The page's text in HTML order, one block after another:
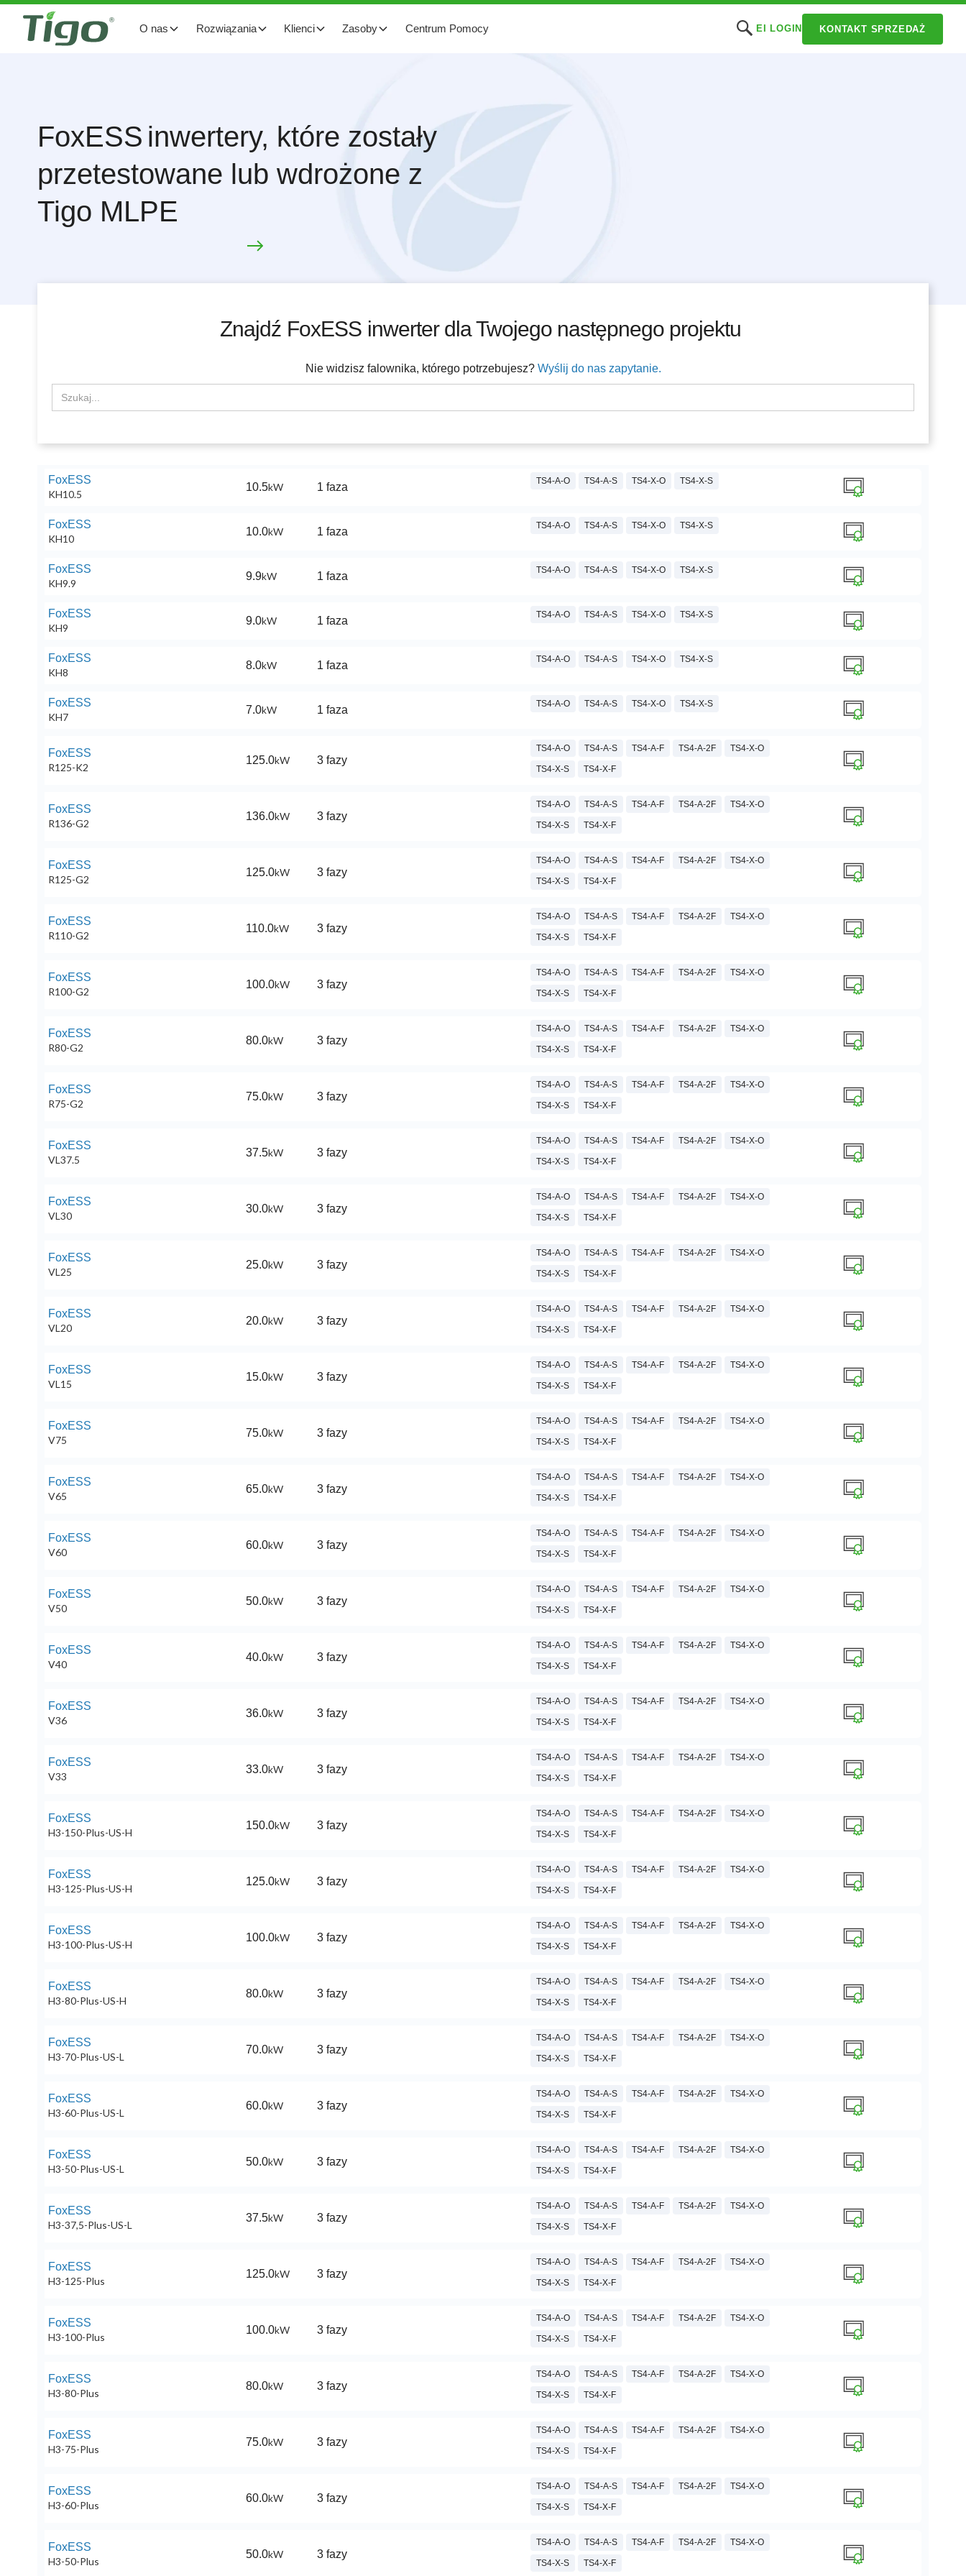
O nas Rozwiązania Klienci Zasoby Centrum Pomocy EI LOGIN KONTAKT SPRZEDAŻ
FoxESS inwertery, które zostały
przetestowane lub wdrożone z
Tigo MLPE
Znajdź FoxESS inwerter dla Twojego następnego projektu
Nie widzisz falownika, którego potrzebujesz? Wyślij do nas zapytanie.
FoxESS
KH10.5
10.5kW 1 faza TS4-A-O TS4-A-S TS4-X-O TS4-X-S
FoxESS
KH10
10.0kW 1 faza TS4-A-O TS4-A-S TS4-X-O TS4-X-S
FoxESS
KH9.9
9.9kW 1 faza TS4-A-O TS4-A-S TS4-X-O TS4-X-S
FoxESS
KH9
9.0kW 1 faza TS4-A-O TS4-A-S TS4-X-O TS4-X-S
FoxESS
KH8
8.0kW 1 faza TS4-A-O TS4-A-S TS4-X-O TS4-X-S
FoxESS
KH7
7.0kW 1 faza TS4-A-O TS4-A-S TS4-X-O TS4-X-S
FoxESS
R125-K2
125.0kW 3 fazy
TS4-A-O TS4-A-S TS4-A-F TS4-A-2F TS4-X-O
TS4-X-S TS4-X-F
FoxESS
R136-G2
136.0kW 3 fazy
TS4-A-O TS4-A-S TS4-A-F TS4-A-2F TS4-X-O
TS4-X-S TS4-X-F
FoxESS
R125-G2
125.0kW 3 fazy
TS4-A-O TS4-A-S TS4-A-F TS4-A-2F TS4-X-O
TS4-X-S TS4-X-F
FoxESS
R110-G2
110.0kW 3 fazy
TS4-A-O TS4-A-S TS4-A-F TS4-A-2F TS4-X-O
TS4-X-S TS4-X-F
FoxESS
R100-G2
100.0kW 3 fazy
TS4-A-O TS4-A-S TS4-A-F TS4-A-2F TS4-X-O
TS4-X-S TS4-X-F
FoxESS
R80-G2
80.0kW 3 fazy
TS4-A-O TS4-A-S TS4-A-F TS4-A-2F TS4-X-O
TS4-X-S TS4-X-F
FoxESS
R75-G2
75.0kW 3 fazy
TS4-A-O TS4-A-S TS4-A-F TS4-A-2F TS4-X-O
TS4-X-S TS4-X-F
FoxESS
VL37.5
37.5kW 3 fazy
TS4-A-O TS4-A-S TS4-A-F TS4-A-2F TS4-X-O
TS4-X-S TS4-X-F
FoxESS
VL30
30.0kW 3 fazy
TS4-A-O TS4-A-S TS4-A-F TS4-A-2F TS4-X-O
TS4-X-S TS4-X-F
FoxESS
VL25
25.0kW 3 fazy
TS4-A-O TS4-A-S TS4-A-F TS4-A-2F TS4-X-O
TS4-X-S TS4-X-F
FoxESS
VL20
20.0kW 3 fazy
TS4-A-O TS4-A-S TS4-A-F TS4-A-2F TS4-X-O
TS4-X-S TS4-X-F
FoxESS
VL15
15.0kW 3 fazy
TS4-A-O TS4-A-S TS4-A-F TS4-A-2F TS4-X-O
TS4-X-S TS4-X-F
FoxESS
V75
75.0kW 3 fazy
TS4-A-O TS4-A-S TS4-A-F TS4-A-2F TS4-X-O
TS4-X-S TS4-X-F
FoxESS
V65
65.0kW 3 fazy
TS4-A-O TS4-A-S TS4-A-F TS4-A-2F TS4-X-O
TS4-X-S TS4-X-F
FoxESS
V60
60.0kW 3 fazy
TS4-A-O TS4-A-S TS4-A-F TS4-A-2F TS4-X-O
TS4-X-S TS4-X-F
FoxESS
V50
50.0kW 3 fazy
TS4-A-O TS4-A-S TS4-A-F TS4-A-2F TS4-X-O
TS4-X-S TS4-X-F
FoxESS
V40
40.0kW 3 fazy
TS4-A-O TS4-A-S TS4-A-F TS4-A-2F TS4-X-O
TS4-X-S TS4-X-F
FoxESS
V36
36.0kW 3 fazy
TS4-A-O TS4-A-S TS4-A-F TS4-A-2F TS4-X-O
TS4-X-S TS4-X-F
FoxESS
V33
33.0kW 3 fazy
TS4-A-O TS4-A-S TS4-A-F TS4-A-2F TS4-X-O
TS4-X-S TS4-X-F
FoxESS
H3-150-Plus-US-H
150.0kW 3 fazy
TS4-A-O TS4-A-S TS4-A-F TS4-A-2F TS4-X-O
TS4-X-S TS4-X-F
FoxESS
H3-125-Plus-US-H
125.0kW 3 fazy
TS4-A-O TS4-A-S TS4-A-F TS4-A-2F TS4-X-O
TS4-X-S TS4-X-F
FoxESS
H3-100-Plus-US-H
100.0kW 3 fazy
TS4-A-O TS4-A-S TS4-A-F TS4-A-2F TS4-X-O
TS4-X-S TS4-X-F
FoxESS
H3-80-Plus-US-H
80.0kW 3 fazy
TS4-A-O TS4-A-S TS4-A-F TS4-A-2F TS4-X-O
TS4-X-S TS4-X-F
FoxESS
H3-70-Plus-US-L
70.0kW 3 fazy
TS4-A-O TS4-A-S TS4-A-F TS4-A-2F TS4-X-O
TS4-X-S TS4-X-F
FoxESS
H3-60-Plus-US-L
60.0kW 3 fazy
TS4-A-O TS4-A-S TS4-A-F TS4-A-2F TS4-X-O
TS4-X-S TS4-X-F
FoxESS
H3-50-Plus-US-L
50.0kW 3 fazy
TS4-A-O TS4-A-S TS4-A-F TS4-A-2F TS4-X-O
TS4-X-S TS4-X-F
FoxESS
H3-37,5-Plus-US-L
37.5kW 3 fazy
TS4-A-O TS4-A-S TS4-A-F TS4-A-2F TS4-X-O
TS4-X-S TS4-X-F
FoxESS
H3-125-Plus
125.0kW 3 fazy
TS4-A-O TS4-A-S TS4-A-F TS4-A-2F TS4-X-O
TS4-X-S TS4-X-F
FoxESS
H3-100-Plus
100.0kW 3 fazy
TS4-A-O TS4-A-S TS4-A-F TS4-A-2F TS4-X-O
TS4-X-S TS4-X-F
FoxESS
H3-80-Plus
80.0kW 3 fazy
TS4-A-O TS4-A-S TS4-A-F TS4-A-2F TS4-X-O
TS4-X-S TS4-X-F
FoxESS
H3-75-Plus
75.0kW 3 fazy
TS4-A-O TS4-A-S TS4-A-F TS4-A-2F TS4-X-O
TS4-X-S TS4-X-F
FoxESS
H3-60-Plus
60.0kW 3 fazy
TS4-A-O TS4-A-S TS4-A-F TS4-A-2F TS4-X-O
TS4-X-S TS4-X-F
FoxESS
H3-50-Plus
50.0kW 3 fazy
TS4-A-O TS4-A-S TS4-A-F TS4-A-2F TS4-X-O
TS4-X-S TS4-X-F